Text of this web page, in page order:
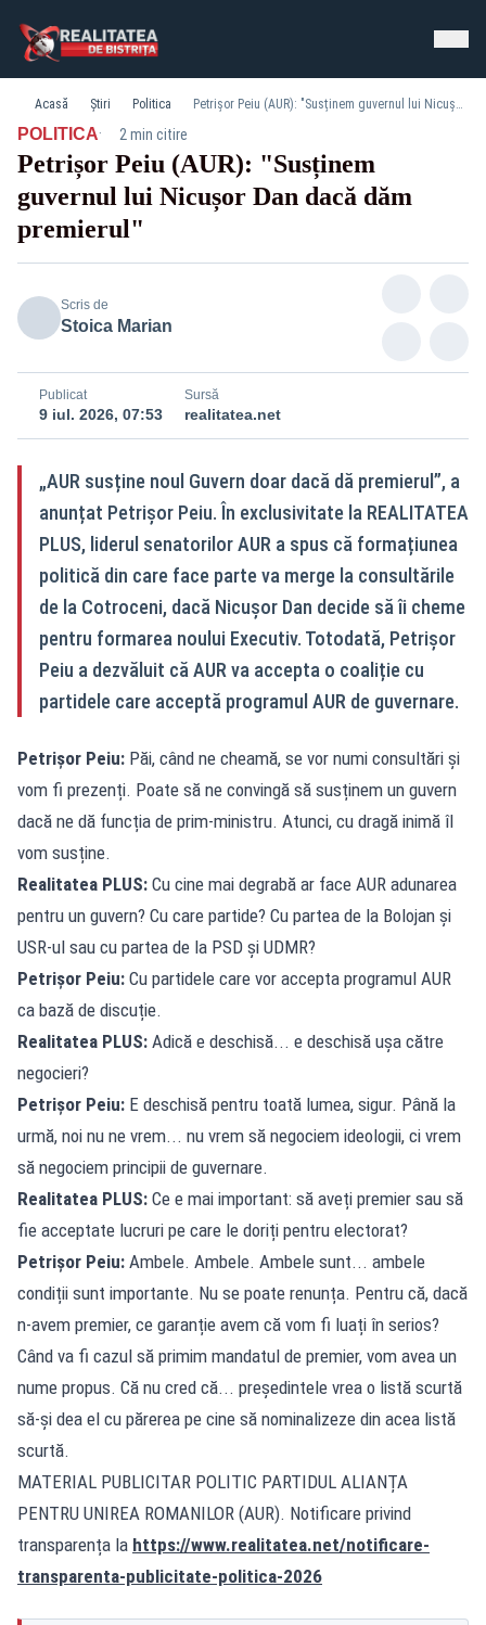
Acasă Știri Politica Petrișor Peiu (AUR): "Susținem guvernul lui Nicușor Dan dacă dăm premierul"
POLITICA· 2 min citire
Petrișor Peiu (AUR): "Susținem
guvernul lui Nicușor Dan dacă dăm
premierul"
Scris de
Stoica Marian
Publicat
9 iul. 2026, 07:53
Sursă
realitatea.net
„AUR susține noul Guvern doar dacă dă premierul”, a
anunțat Petrișor Peiu. În exclusivitate la REALITATEA
PLUS, liderul senatorilor AUR a spus că formațiunea
politică din care face parte va merge la consultările
de la Cotroceni, dacă Nicușor Dan decide să îi cheme
pentru formarea noului Executiv. Totodată, Petrișor
Peiu a dezvăluit că AUR va accepta o coaliție cu
partidele care acceptă programul AUR de guvernare.
Petrișor Peiu: Păi, când ne cheamă, se vor numi consultări și
vom fi prezenți. Poate să ne convingă să susținem un guvern
dacă ne dă funcția de prim-ministru. Atunci, cu dragă inimă îl
vom susține.
Realitatea PLUS: Cu cine mai degrabă ar face AUR adunarea
pentru un guvern? Cu care partide? Cu partea de la Bolojan și
USR-ul sau cu partea de la PSD și UDMR?
Petrișor Peiu: Cu partidele care vor accepta programul AUR
ca bază de discuție.
Realitatea PLUS: Adică e deschisă... e deschisă ușa către
negocieri?
Petrișor Peiu: E deschisă pentru toată lumea, sigur. Până la
urmă, noi nu ne vrem... nu vrem să negociem ideologii, ci vrem
să negociem principii de guvernare.
Realitatea PLUS: Ce e mai important: să aveți premier sau să
fie acceptate lucruri pe care le doriți pentru electorat?
Petrișor Peiu: Ambele. Ambele. Ambele sunt... ambele
condiții sunt importante. Nu se poate renunța. Pentru că, dacă
n-avem premier, ce garanție avem că vom fi luați în serios?
Când va fi cazul să primim mandatul de premier, vom avea un
nume propus. Că nu cred că... președintele vrea o listă scurtă
să-și dea el cu părerea pe cine să nominalizeze din acea listă
scurtă.
MATERIAL PUBLICITAR POLITIC PARTIDUL ALIANȚA
PENTRU UNIREA ROMANILOR (AUR). Notificare privind
transparența la https://www.realitatea.net/notificare-
transparenta-publicitate-politica-2026